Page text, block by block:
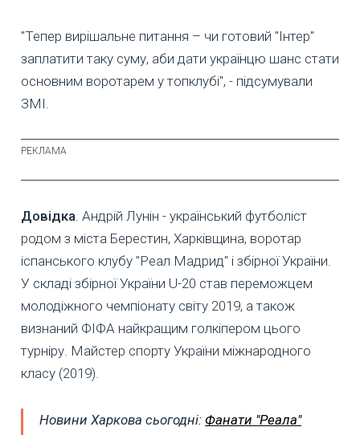
"Тепер вирішальне питання – чи готовий "Інтер"
заплатити таку суму, аби дати українцю шанс стати
основним воротарем у топклубі", - підсумували
ЗМІ.
Довідка . Андрій Лунін - український футболіст
родом з міста Берестин, Харківщина, воротар
іспанського клубу "Реал Мадрид" і збірної України.
У складі збірної України U-20 став переможцем
молодіжного чемпіонату світу 2019, а також
визнаний ФІФА найкращим голкіпером цього
турніру. Майстер спорту України міжнародного
класу (2019).
Новини Харкова сьогодні: Фанати "Реала"